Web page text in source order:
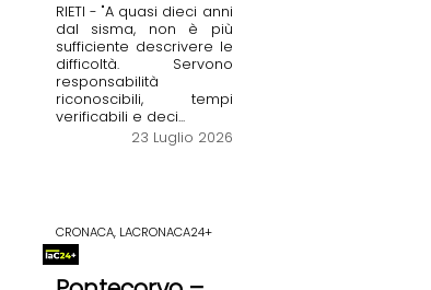
RIETI - "A quasi dieci anni
dal sisma, non è più
sufficiente descrivere le
difficoltà. Servono
responsabilità
riconoscibili, tempi
verificabili e deci...
23 Luglio 2026
CRONACA, LACRONACA24+